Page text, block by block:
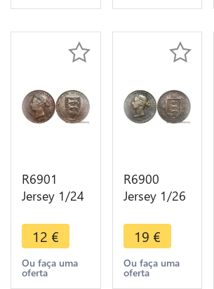
R6901
Jersey 1/24
Victoria
1888 ->
Make offer
12 €
Ou faça uma
oferta
R6900
Jersey 1/26
Victoria
1866 ->
Make offer
19 €
Ou faça uma
oferta